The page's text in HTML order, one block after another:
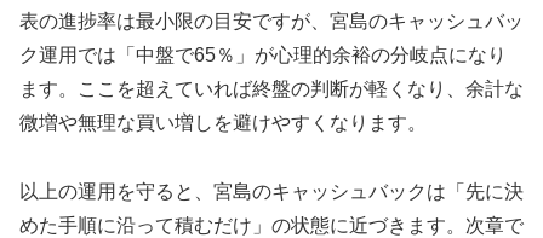
表の進捗率は最小限の目安ですが、宮島のキャッシュバッ
ク運用では「中盤で65％」が心理的余裕の分岐点になり
ます。ここを超えていれば終盤の判断が軽くなり、余計な
微増や無理な買い増しを避けやすくなります。
以上の運用を守ると、宮島のキャッシュバックは「先に決
めた手順に沿って積むだけ」の状態に近づきます。次章で